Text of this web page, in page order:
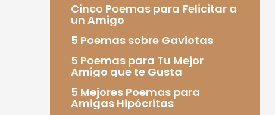
Cinco Poemas para Felicitar a
un Amigo
5 Poemas sobre Gaviotas
5 Poemas para Tu Mejor
Amigo que te Gusta
5 Mejores Poemas para
Amigas Hipócritas